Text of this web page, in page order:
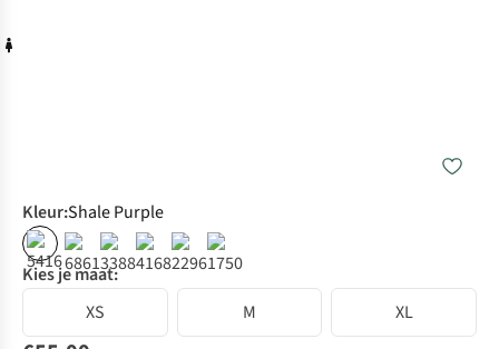
Kleur:Shale Purple
Kies je maat:
XS
M XL